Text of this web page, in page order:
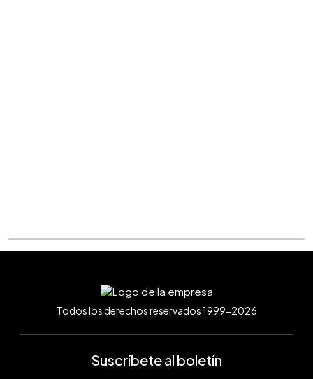
Todos los derechos reservados 1999-2026
Suscríbete al boletín